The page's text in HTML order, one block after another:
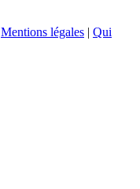
Mentions légales | Qui